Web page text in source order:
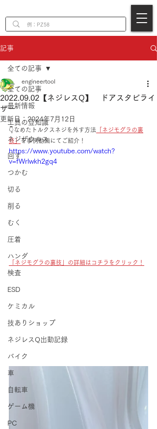
記事
全ての記事
最新情報
工具の豆知識
ネジザウルス
回す
つかむ
切る
削る
むく
圧着
ハンダ
検査
ESD
ケミカル
技ありショップ
ネジレスQ出動記録
バイク
車
自転車
ゲーム機
PC
全ての記事
2022.09.02【ネジレスQ】 ドアスタビライ
ザー
engineertool
更新日： 2024年7月12日
👇なめたトルクスネジを外す方法 「ネジモグラの裏
技」を事例動画にてご紹介！
https://www.youtube.com/watch?
v=fWrlwkh2gq4
「ネジモグラの裏技」の詳細はコチラをクリック！